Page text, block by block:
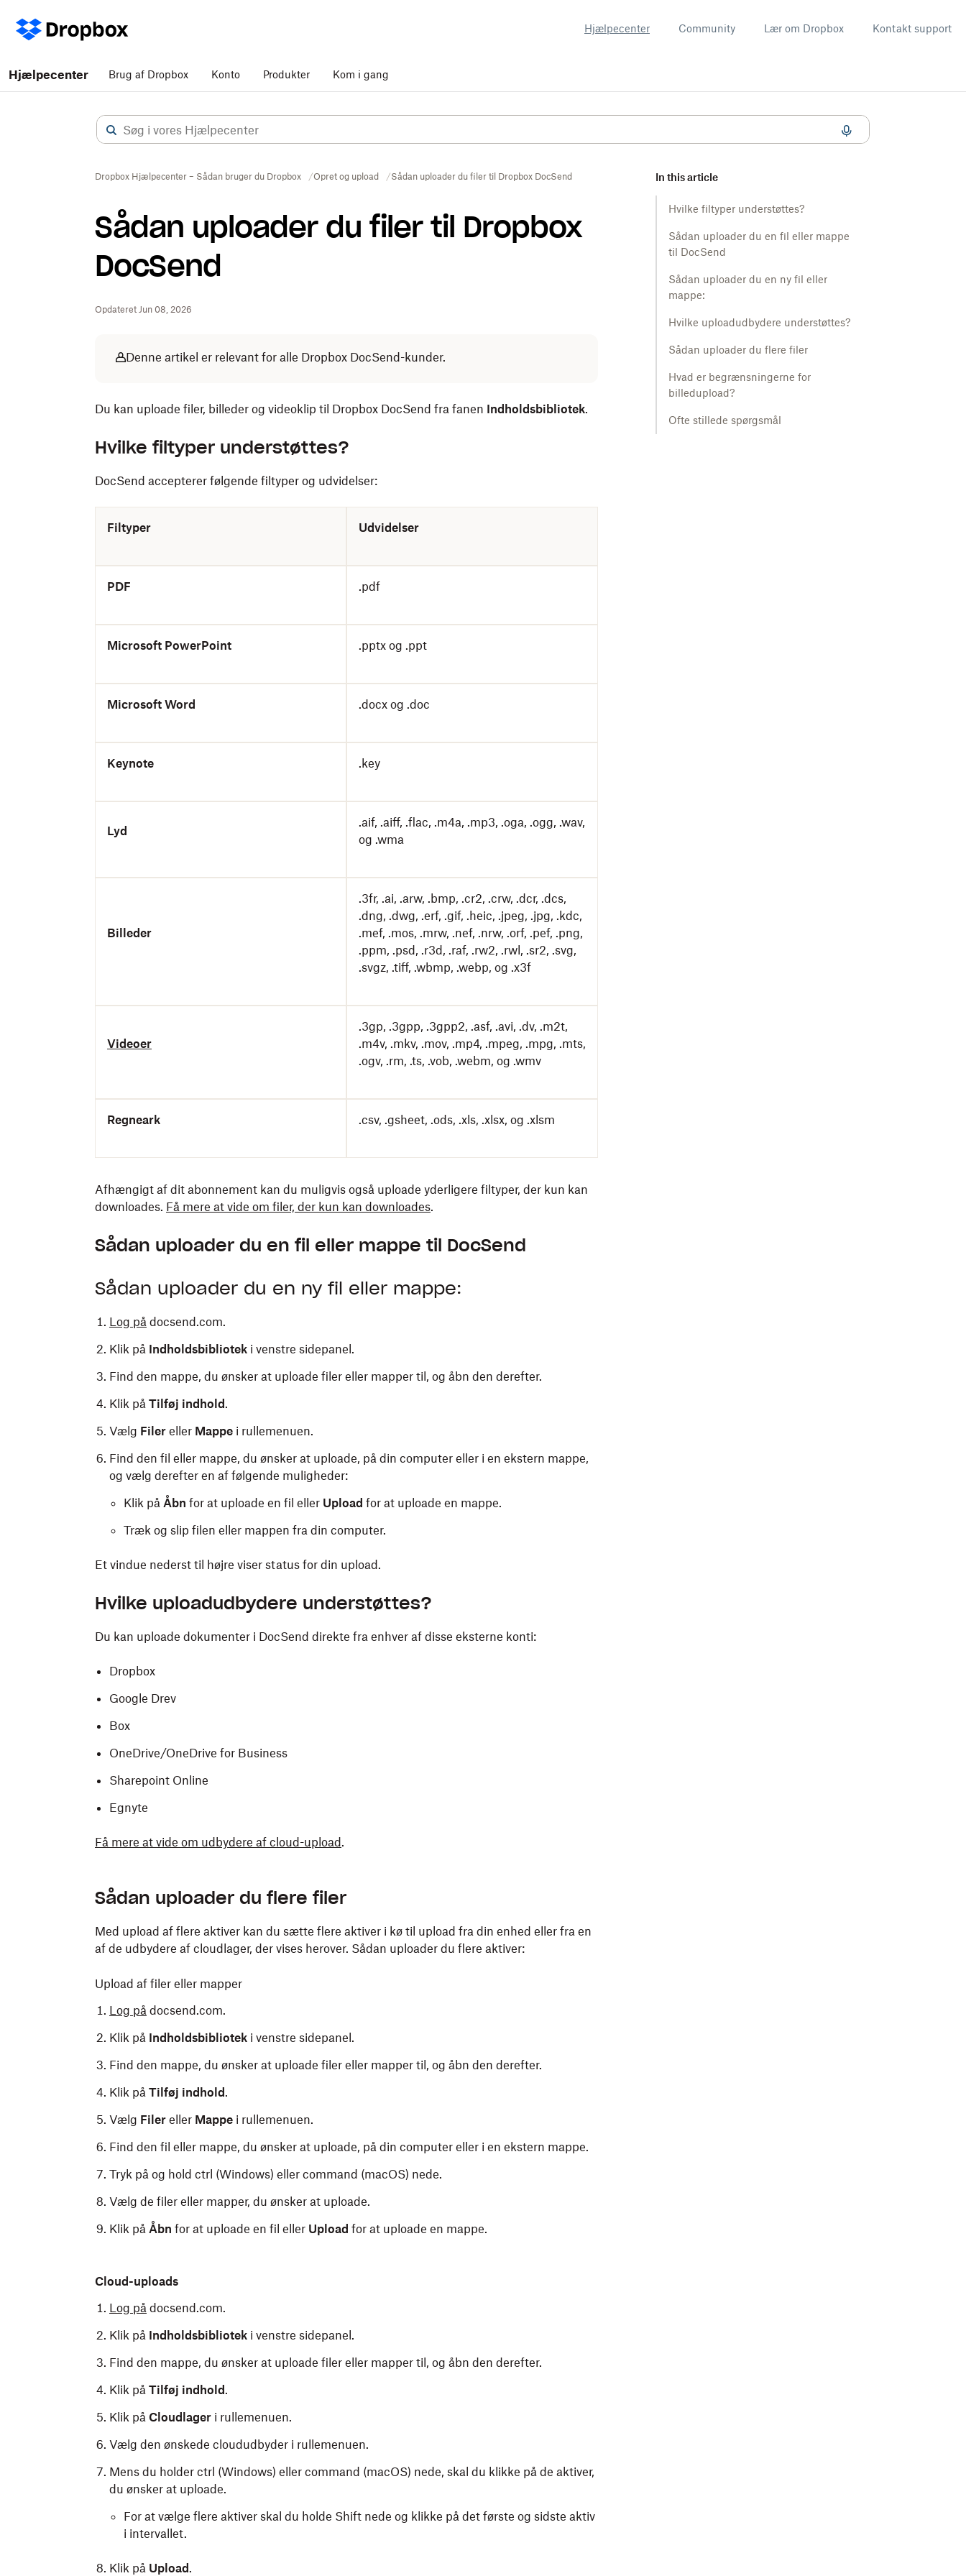
Hjælpecenter Community Lær om Dropbox Kontakt support
Hjælpecenter Brug af Dropbox Konto Produkter Kom i gang
Dropbox Hjælpecenter – Sådan bruger du Dropbox Opret og upload Sådan uploader du filer til Dropbox DocSend
Sådan uploader du filer til Dropbox
DocSend
Opdateret Jun 08, 2026
In this article
Hvilke filtyper understøttes?
Sådan uploader du en fil eller mappe
til DocSend
Sådan uploader du en ny fil eller
mappe:
Hvilke uploadudbydere understøttes?
Sådan uploader du flere filer
Hvad er begrænsningerne for
billedupload?
Ofte stillede spørgsmål
Denne artikel er relevant for alle Dropbox DocSend-kunder.
Du kan uploade filer, billeder og videoklip til Dropbox DocSend fra fanen Indholdsbibliotek.
Hvilke filtyper understøttes?
DocSend accepterer følgende filtyper og udvidelser:
Filtyper Udvidelser
PDF .pdf
Microsoft PowerPoint .pptx og .ppt
Microsoft Word .docx og .doc
Keynote .key
Lyd
.aif, .aiff, .flac, .m4a, .mp3, .oga, .ogg, .wav,
og .wma
Billeder
.3fr, .ai, .arw, .bmp, .cr2, .crw, .dcr, .dcs,
.dng, .dwg, .erf, .gif, .heic, .jpeg, .jpg, .kdc,
.mef, .mos, .mrw, .nef, .nrw, .orf, .pef, .png,
.ppm, .psd, .r3d, .raf, .rw2, .rwl, .sr2, .svg,
.svgz, .tiff, .wbmp, .webp, og .x3f
Videoer
.3gp, .3gpp, .3gpp2, .asf, .avi, .dv, .m2t,
.m4v, .mkv, .mov, .mp4, .mpeg, .mpg, .mts,
.ogv, .rm, .ts, .vob, .webm, og .wmv
Regneark .csv, .gsheet, .ods, .xls, .xlsx, og .xlsm
Afhængigt af dit abonnement kan du muligvis også uploade yderligere filtyper, der kun kan
downloades. Få mere at vide om filer, der kun kan downloades.
Sådan uploader du en fil eller mappe til DocSend
Sådan uploader du en ny fil eller mappe:
Log på docsend.com.
Klik på Indholdsbibliotek i venstre sidepanel.
Find den mappe, du ønsker at uploade filer eller mapper til, og åbn den derefter.
Klik på Tilføj indhold .
Vælg Filer eller Mappe i rullemenuen.
Find den fil eller mappe, du ønsker at uploade, på din computer eller i en ekstern mappe,
og vælg derefter en af følgende muligheder:
Klik på Åbn for at uploade en fil eller Upload for at uploade en mappe.
Træk og slip filen eller mappen fra din computer.
Et vindue nederst til højre viser status for din upload.
Hvilke uploadudbydere understøttes?
Du kan uploade dokumenter i DocSend direkte fra enhver af disse eksterne konti:
Dropbox
Google Drev
Box
OneDrive/OneDrive for Business
Sharepoint Online
Egnyte
Få mere at vide om udbydere af cloud-upload .
Sådan uploader du flere filer
Med upload af flere aktiver kan du sætte flere aktiver i kø til upload fra din enhed eller fra en
af de udbydere af cloudlager, der vises herover. Sådan uploader du flere aktiver:
Upload af filer eller mapper
Log på docsend.com.
Klik på Indholdsbibliotek i venstre sidepanel.
Find den mappe, du ønsker at uploade filer eller mapper til, og åbn den derefter.
Klik på Tilføj indhold .
Vælg Filer eller Mappe i rullemenuen.
Find den fil eller mappe, du ønsker at uploade, på din computer eller i en ekstern mappe.
Tryk på og hold ctrl (Windows) eller command (macOS) nede.
Vælg de filer eller mapper, du ønsker at uploade.
Klik på Åbn for at uploade en fil eller Upload for at uploade en mappe.
Cloud-uploads
Log på docsend.com.
Klik på Indholdsbibliotek i venstre sidepanel.
Find den mappe, du ønsker at uploade filer eller mapper til, og åbn den derefter.
Klik på Tilføj indhold .
Klik på Cloudlager i rullemenuen.
Vælg den ønskede cloududbyder i rullemenuen.
Mens du holder ctrl (Windows) eller command (macOS) nede, skal du klikke på de aktiver,
du ønsker at uploade.
For at vælge flere aktiver skal du holde Shift nede og klikke på det første og sidste aktiv
i intervallet.
Klik på Upload .